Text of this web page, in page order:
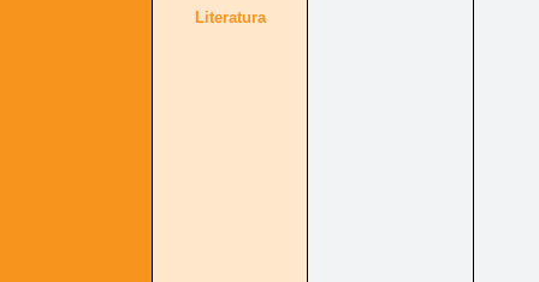
Literatura